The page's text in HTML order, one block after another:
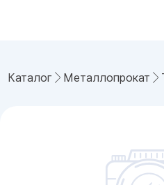
Каталог Металлопрокат